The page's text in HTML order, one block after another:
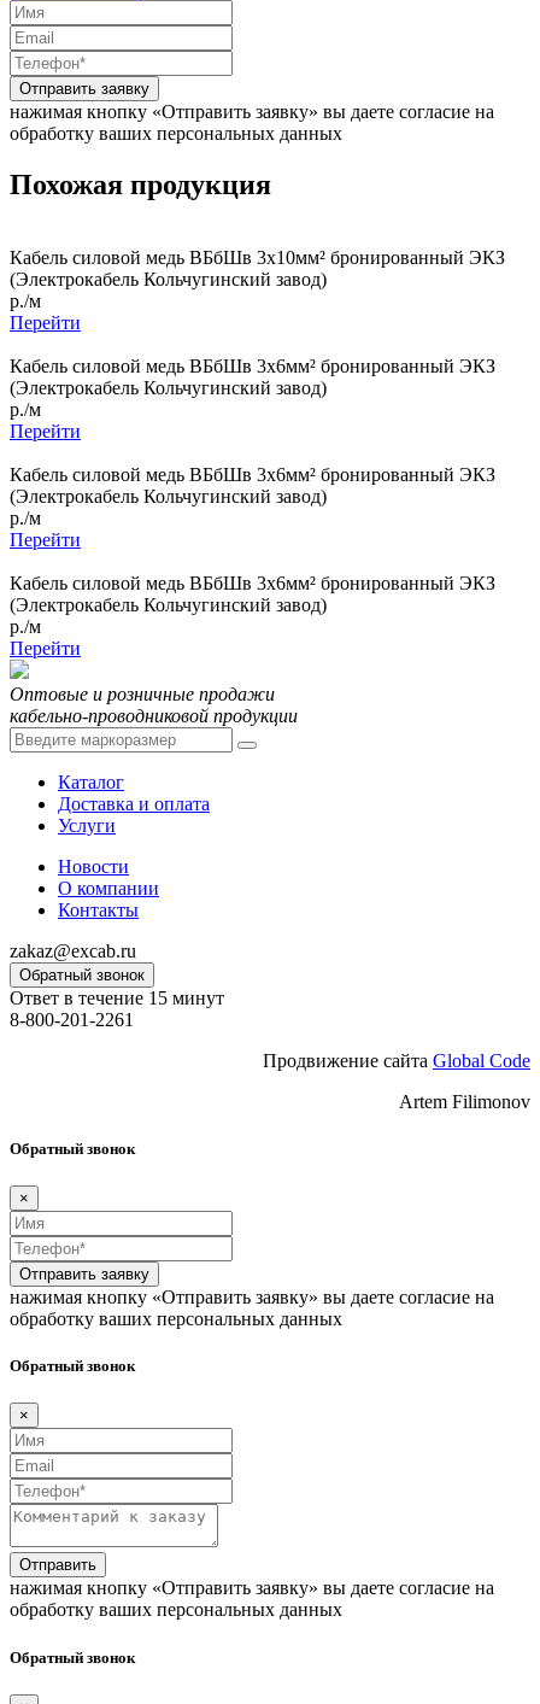
Отправить заявку
нажимая кнопку «Отправить заявку» вы даете согласие на
обработку ваших персональных данных
Похожая продукция
Кабель силовой медь ВБбШв 3x10мм² бронированный ЭКЗ
(Электрокабель Кольчугинский завод)
р./м
Перейти
Кабель силовой медь ВБбШв 3x6мм² бронированный ЭКЗ
(Электрокабель Кольчугинский завод)
р./м
Перейти
Кабель силовой медь ВБбШв 3x6мм² бронированный ЭКЗ
(Электрокабель Кольчугинский завод)
р./м
Перейти
Кабель силовой медь ВБбШв 3x6мм² бронированный ЭКЗ
(Электрокабель Кольчугинский завод)
р./м
Перейти
Оптовые и розничные продажи
кабельно-проводниковой продукции
Каталог
Доставка и оплата
Услуги
Новости
О компании
Контакты
zakaz@excab.ru
Обратный звонок
Ответ в течение 15 минут
8-800-201-2261
Продвижение сайта Global Code
Artem Filimonov
Обратный звонок
×
Отправить заявку
нажимая кнопку «Отправить заявку» вы даете согласие на
обработку ваших персональных данных
Обратный звонок
×
Отправить
нажимая кнопку «Отправить заявку» вы даете согласие на
обработку ваших персональных данных
Обратный звонок